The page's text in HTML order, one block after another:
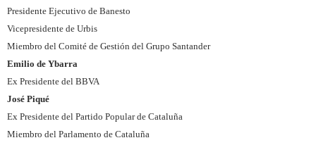
Presidente Ejecutivo de Banesto
Vicepresidente de Urbis
Miembro del Comité de Gestión del Grupo Santander
Emilio de Ybarra
Ex Presidente del BBVA
José Piqué
Ex Presidente del Partido Popular de Cataluña
Miembro del Parlamento de Cataluña